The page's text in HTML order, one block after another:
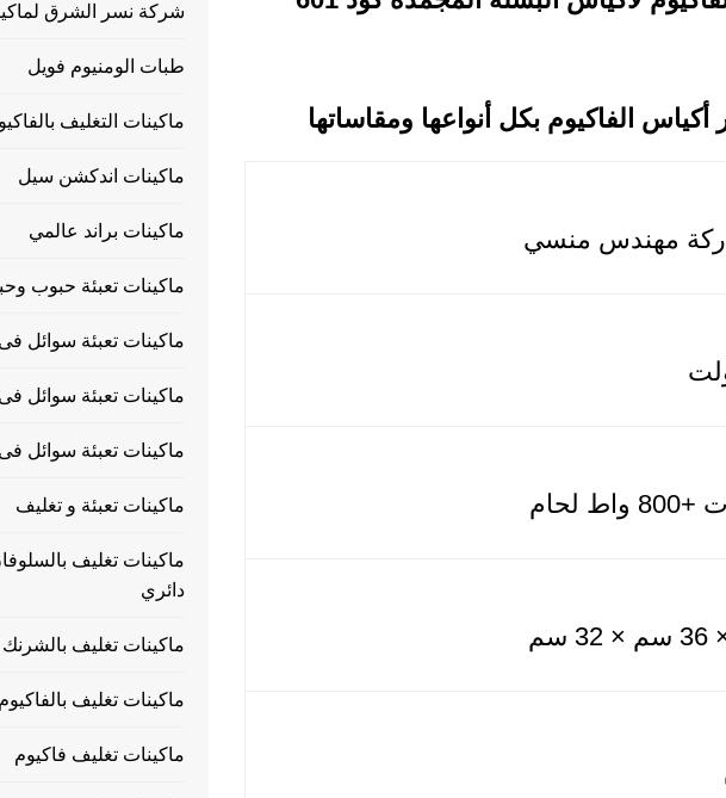
الفاكيوم بكل أنواعها ومقاساتها
شركة نسر الشرق
طبات الومنيوم فويل
ماكينات التغليف
ماكينات اندكشن سيل
ماكينات براند عالمي
ماكينات تعبئة حبوب
ماكينات تعبئة سوائل
ماكينات تعبئة سوائل
ماكينات تعبئة سوائل
ماكينات تعبئة و تغليف
ماكينات تغليف
دائري
ماكينات تغليف
ماكينات تغليف بالفاكيوم
ماكينات تغليف فاكيوم